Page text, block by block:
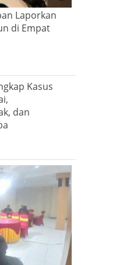
Laporkan
di Empat
Kasus
dan